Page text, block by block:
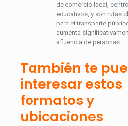
de comercio local,
educativos, y son rutas
para el transporte
aumenta
afluencia de personas.
También te
interesar estos
formatos y
ubicaciones